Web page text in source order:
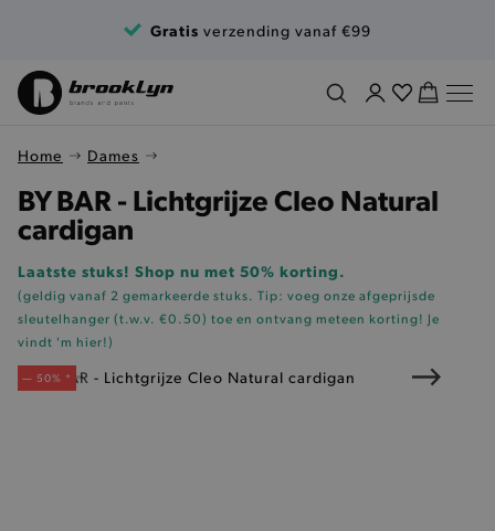
Gratis verzending vanaf €99
Home Dames
BY BAR - Lichtgrijze Cleo Natural
cardigan
Laatste stuks! Shop nu met 50% korting.
(geldig vanaf 2 gemarkeerde stuks. Tip: voeg onze afgeprijsde
sleutelhanger (t.w.v. €0.50) toe en ontvang meteen korting! Je
vindt 'm hier!)
— 50% *